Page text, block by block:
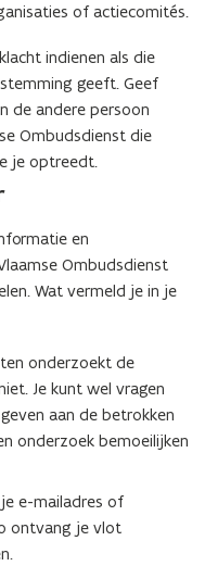
of actiecomités.
indienen als die
geeft. Geef
de andere persoon
Ombudsdienst die
je optreedt.
en
Ombudsdienst
Wat vermeld je in je
onderzoekt de
Je kunt wel vragen
aan de betrokken
onderzoek bemoeilijken
e-mailadres of
ontvang je vlot